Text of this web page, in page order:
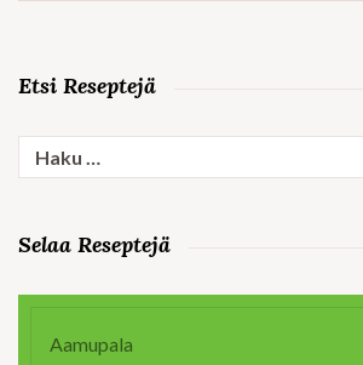
Etsi Reseptejä
Haku:
Selaa Reseptejä
Aamupala